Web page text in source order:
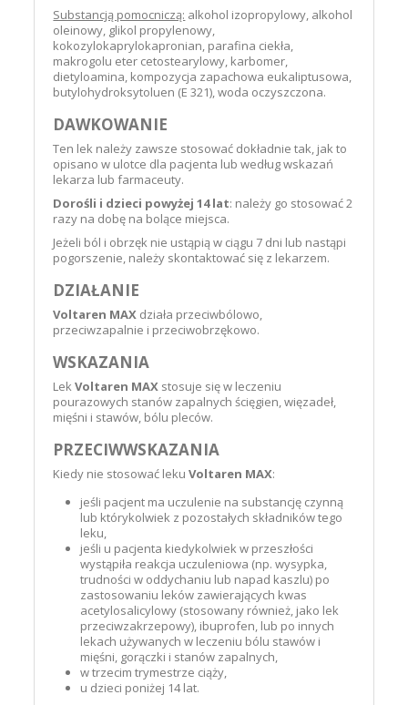
Substancją pomocniczą: alkohol izopropylowy, alkohol
oleinowy, glikol propylenowy,
kokozylokaprylokapronian, parafina ciekła,
makrogolu eter cetostearylowy, karbomer,
dietyloamina, kompozycja zapachowa eukaliptusowa,
butylohydroksytoluen (E 321), woda oczyszczona.
DAWKOWANIE
Ten lek należy zawsze stosować dokładnie tak, jak to
opisano w ulotce dla pacjenta lub według wskazań
lekarza lub farmaceuty.
Dorośli i dzieci powyżej 14 lat: należy go stosować 2
razy na dobę na bolące miejsca.
Jeżeli ból i obrzęk nie ustąpią w ciągu 7 dni lub nastąpi
pogorszenie, należy skontaktować się z lekarzem.
DZIAŁANIE
Voltaren MAX działa przeciwbólowo,
przeciwzapalnie i przeciwobrzękowo.
WSKAZANIA
LekVoltaren MAX stosuje się w leczeniu
pourazowych stanów zapalnych ścięgien, więzadeł,
mięśni i stawów, bólu pleców.
PRZECIWWSKAZANIA
Kiedy nie stosować lekuVoltaren MAX:
jeśli pacjent ma uczulenie na substancję czynną
lub którykolwiek z pozostałych składników tego
leku,
jeśli u pacjenta kiedykolwiek w przeszłości
wystąpiła reakcja uczuleniowa (np. wysypka,
trudności w oddychaniu lub napad kaszlu) po
zastosowaniu leków zawierających kwas
acetylosalicylowy (stosowany również, jako lek
przeciwzakrzepowy), ibuprofen, lub po innych
lekach używanych w leczeniu bólu stawów i
mięśni, gorączki i stanów zapalnych,
w trzecim trymestrze ciąży,
u dzieci poniżej 14 lat.